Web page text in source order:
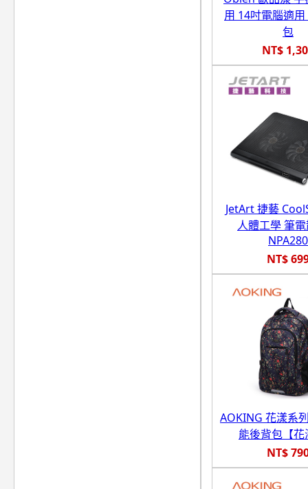
用 14吋電腦適
包
NT$
JetArt 捷藝
人體工學 筆
NPA280
NT$
AOKING 花漾系
能後背包【花
NT$